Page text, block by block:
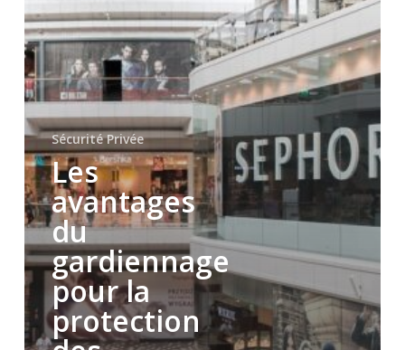
à
Toulon,
Hyères
dans
le
Var
Sécurité Privée
Les
avantages
du
gardiennage
pour la
protection